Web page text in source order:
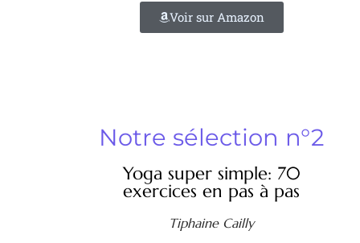
Voir sur Amazon
Notre sélection n°2
Yoga super simple: 70
exercices en pas à pas
Tiphaine Cailly